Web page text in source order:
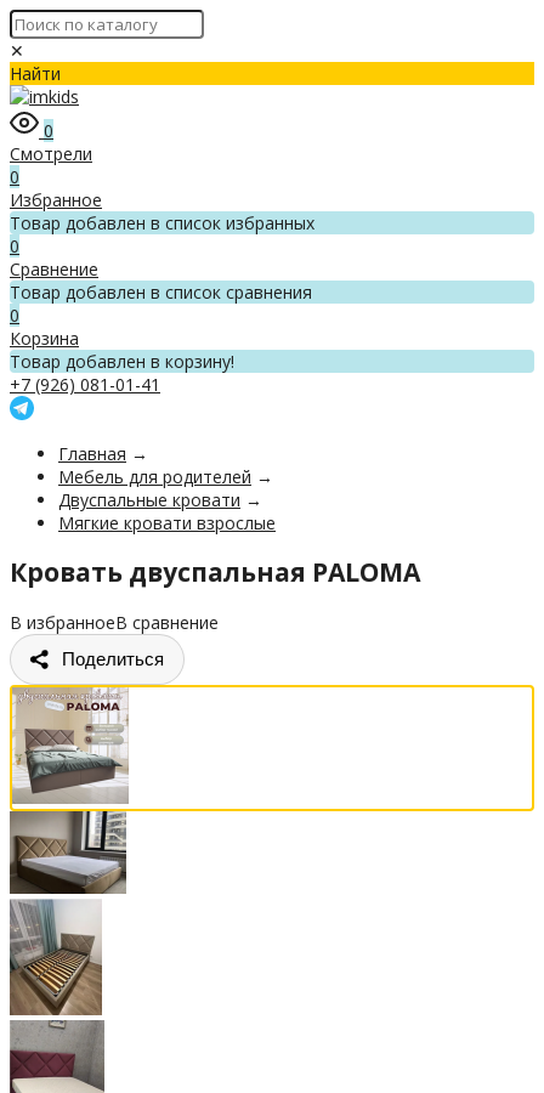
✕
Найти
0
Смотрели
0
Избранное
Товар добавлен в список избранных
0
Сравнение
Товар добавлен в список сравнения
0
Корзина
Товар добавлен в корзину!
+7 (926) 081-01-41
Главная →
Мебель для родителей →
Двуспальные кровати →
Мягкие кровати взрослые
Кровать двуспальная PALOMA
В избранноеВ сравнение
Поделиться